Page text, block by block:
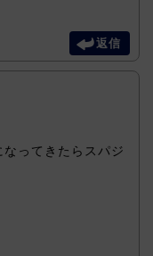
返信
ってきたらスパジ